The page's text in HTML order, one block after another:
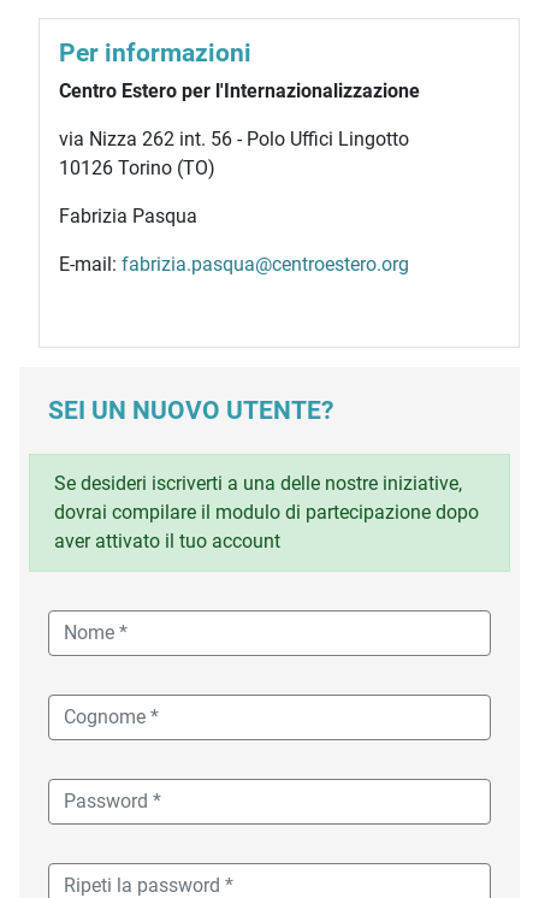
Per informazioni
Centro Estero per l'Internazionalizzazione
via Nizza 262 int. 56 - Polo Uffici Lingotto
10126 Torino (TO)
Fabrizia Pasqua
E-mail: fabrizia.pasqua@centroestero.org
SEI UN NUOVO UTENTE?
Se desideri iscriverti a una delle nostre iniziative,
dovrai compilare il modulo di partecipazione dopo
aver attivato il tuo account